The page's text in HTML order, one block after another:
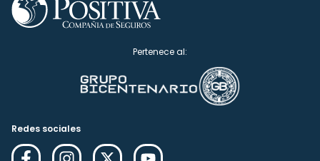
Pertenece al:
Redes sociales